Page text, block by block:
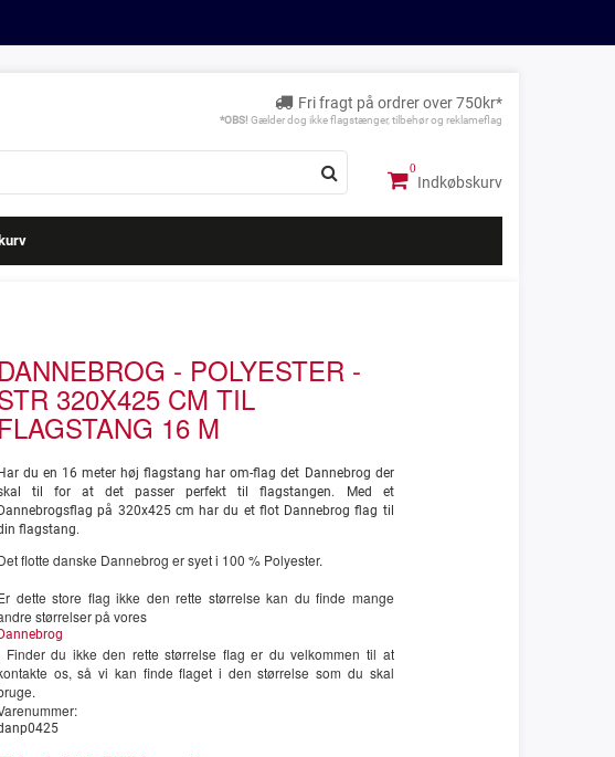
Fri fragt på ordrer over 750kr*
*OBS! Gælder dog ikke flagstænger, tilbehør og reklameflag
Indkøbskurv
DANNEBROG - POLYESTER -
320X425 CM TIL
FLAGSTANG 16 M
Har du en 16 meter høj flagstang har om-flag det Dannebrog der
til for at det passer perfekt til flagstangen. Med et
Dannebrogsflag på 320x425 cm har du et flot Dannebrog flag til
flagstang.
flotte danske Dannebrog er syet i 100 % Polyester.
dette store flag ikke den rette størrelse kan du finde mange
størrelser på vores
Dannebrog
Finder du ikke den rette størrelse flag er du velkommen til at
os, så vi kan finde flaget i den størrelse som du skal